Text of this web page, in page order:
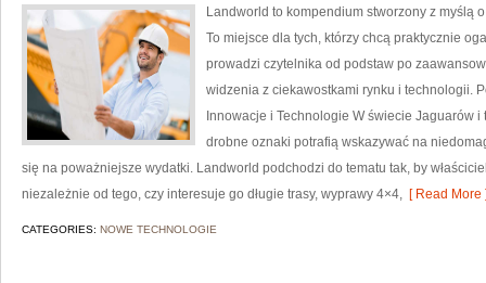
Landworld to kompendium stworzony z myślą
To miejsce dla tych, którzy chcą praktycznie
prowadzi czytelnika od podstaw po
widzenia z ciekawostkami rynku i technologii.
Innowacje i Technologie W świecie Jaguarów
drobne oznaki potrafią wskazywać na
się na poważniejsze wydatki. Landworld podchodzi do tematu tak, by
niezależnie od tego, czy interesuje go długie trasy, wyprawy 4×4, [ Read More
CATEGORIES: NOWE TECHNOLOGIE